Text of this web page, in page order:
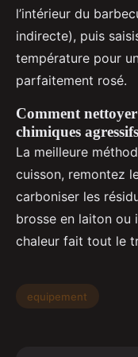
l’intérieur du
indirecte), puis
température pour
parfaitement rosé.
Comment
chimiques
La meilleure
cuisson, remontez
carboniser les
brosse en laiton ou
chaleur fait tout le
equipement